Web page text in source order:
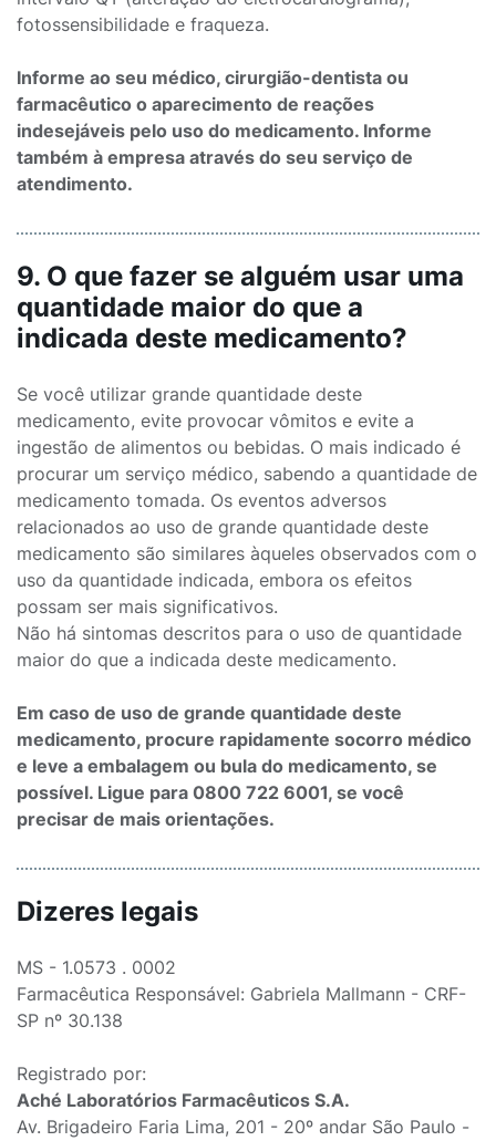
fotossensibilidade e fraqueza.
Informe ao seu médico, cirurgião-dentista ou
farmacêutico o aparecimento de reações
indesejáveis pelo uso do medicamento. Informe
também à empresa através do seu serviço de
atendimento.
9. O que fazer se alguém usar uma
quantidade maior do que a
indicada deste medicamento?
Se você utilizar grande quantidade deste
medicamento, evite provocar vômitos e evite a
ingestão de alimentos ou bebidas. O mais indicado é
procurar um serviço médico, sabendo a quantidade de
medicamento tomada. Os eventos adversos
relacionados ao uso de grande quantidade deste
medicamento são similares àqueles observados com o
uso da quantidade indicada, embora os efeitos
possam ser mais significativos.
Não há sintomas descritos para o uso de quantidade
maior do que a indicada deste medicamento.
Em caso de uso de grande quantidade deste
medicamento, procure rapidamente socorro médico
e leve a embalagem ou bula do medicamento, se
possível. Ligue para 0800 722 6001, se você
precisar de mais orientações.
Dizeres legais
MS - 1.0573 . 0002
Farmacêutica Responsável: Gabriela Mallmann - CRF-
SP nº 30.138
Registrado por:
Aché Laboratórios Farmacêuticos S.A.
Av. Brigadeiro Faria Lima, 201 - 20º andar São Paulo -